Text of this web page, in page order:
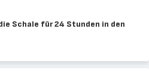
Schale für 24 Stunden in den